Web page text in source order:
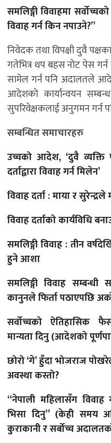
समलिङ्गी विवाहमा
विवाह गर्न किन नपाउने?”
निवेदक तथा विपक्षी दुवै
गतेभित्र थप बहस नोट पेस
सामेल गर्न पनि अदालतले
आदेशको कार्यान्वयन
सुपरिवेक्षकलाई अनुगमन गर्न
सम्बन्धित समाचारहरु
उच्चको आदेश, ‘दुवै
दर्ताद्वारा विवाह गर्न मिलेन’
विवाह दर्ता : माया र
विवाह दर्ताको कार्यविधि
समलिङ्गी विवाह : तीन
हुने आशा
समलिङ्गी विवाह सम्बन्धी
कानुनले फिर्ता पठाएपछि
सर्वोच्चको ऐतिहासिक
मान्यता दिनु (आदेशको
छोरो ‘गे’ हुँदा भोजराज
अवस्था कस्तो?
“नेपाली महिलासँग
भिसा दिनु” (केही समय
कुराकानी र सर्बोच्च